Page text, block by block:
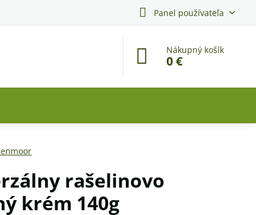
Panel používateľa
Nákupný košík
0 €
rašelinovo
krém 140g